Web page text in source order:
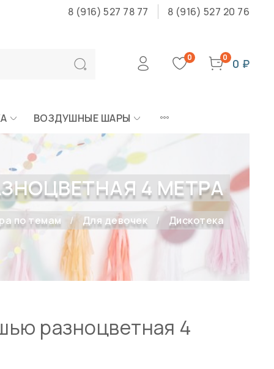
8 (916) 527 78 77 8 (916) 527 20 76
0 0 0 ₽
ВОЗДУШНЫЕ ШАРЫ
4 МЕТРА
по темам Для девочек Дискотека
разноцветная 4